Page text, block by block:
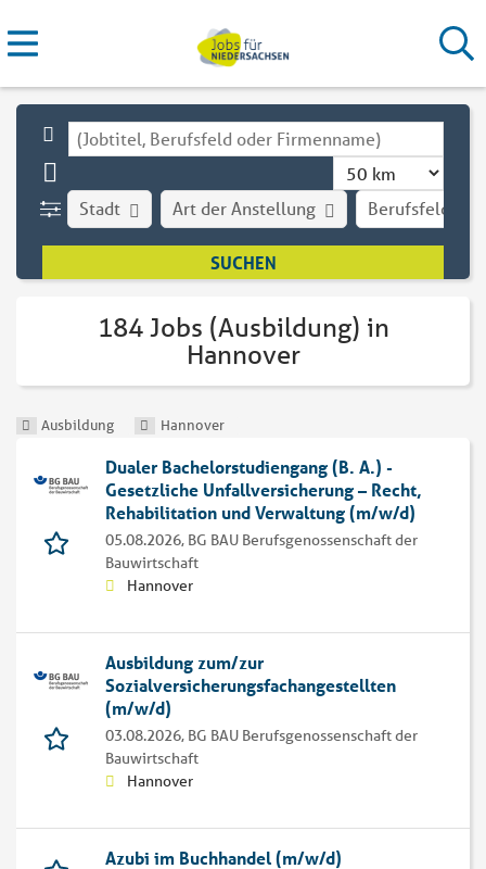
Stadt Art der Anstellung Berufsfeld
184 Jobs (Ausbildung) in
Hannover
Ausbildung Hannover
Dualer Bachelorstudiengang (B. A.) -
Gesetzliche Unfallversicherung – Recht,
Rehabilitation und Verwaltung (m/w/d)
05.08.2026, BG BAU Berufsgenossenschaft der
Bauwirtschaft
Hannover
Ausbildung zum/zur
Sozialversicherungsfachangestellten
(m/w/d)
03.08.2026, BG BAU Berufsgenossenschaft der
Bauwirtschaft
Hannover
Azubi im Buchhandel (m/w/d)